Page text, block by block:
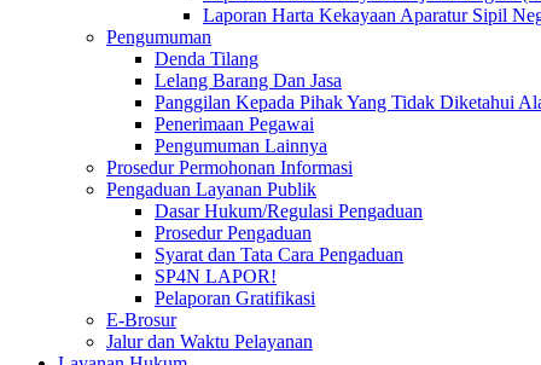
Laporan Harta Kekayaan Aparatur Sipil
Pengumuman
Denda Tilang
Lelang Barang Dan Jasa
Panggilan Kepada Pihak Yang Tidak Diketahui
Penerimaan Pegawai
Pengumuman Lainnya
Prosedur Permohonan Informasi
Pengaduan Layanan Publik
Dasar Hukum/Regulasi Pengaduan
Prosedur Pengaduan
Syarat dan Tata Cara Pengaduan
SP4N LAPOR!
Pelaporan Gratifikasi
E-Brosur
Jalur dan Waktu Pelayanan